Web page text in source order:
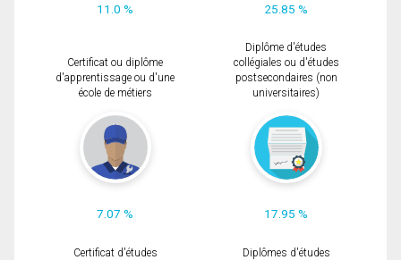
11.0 % 25.85 %
Certificat ou diplôme
d'apprentissage ou d'une
école de métiers
7.07 %
Diplôme d'études
collégiales ou d'études
postsecondaires (non
universitaires)
17.95 %
Certificat d'études
Diplômes d'études